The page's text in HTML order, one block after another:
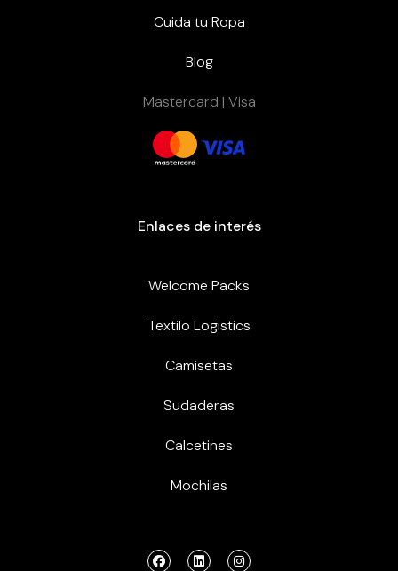
Cuida tu Ropa
Blog
Mastercard | Visa
Enlaces de interés
Welcome Packs
Textilo Logistics
Camisetas
Sudaderas
Calcetines
Mochilas